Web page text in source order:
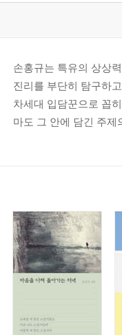
손홍규는 특유의 상상
진리를 부단히 탐구하
차세대 입담꾼으로 꼽
마도 그 안에 담긴 주제